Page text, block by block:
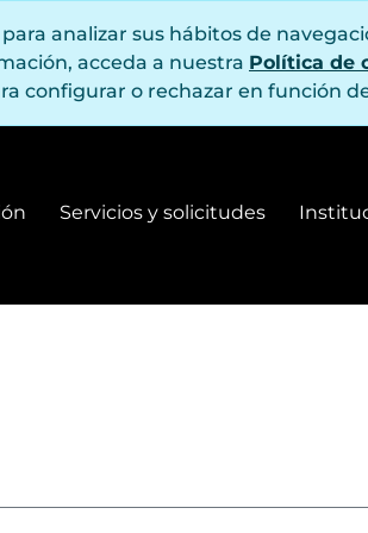
analizar sus hábitos de
acceda a nuestra Política de
configurar o rechazar en función
y difusión
Servicios y solicitudes